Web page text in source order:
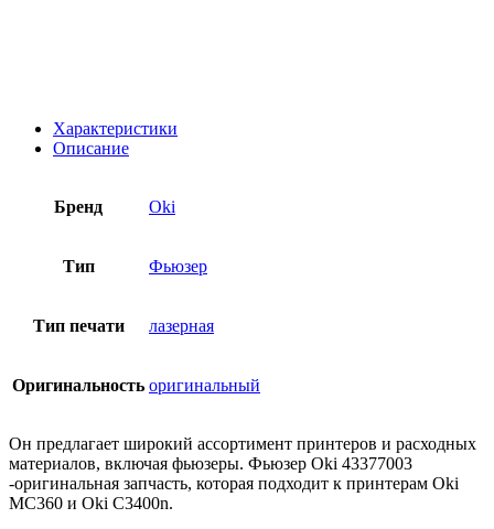
Характеристики
Описание
Бренд Oki
Тип Фьюзер
Тип печати лазерная
Оригинальность оригинальный
Он предлагает широкий ассортимент принтеров и расходных
материалов, включая фьюзеры. Фьюзер Oki 43377003
-оригинальная запчасть, которая подходит к принтерам Oki
MC360 и Oki C3400n.